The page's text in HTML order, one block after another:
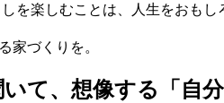
を楽しむことは、人生をおもし
家づくりを。
いて、想像する「自